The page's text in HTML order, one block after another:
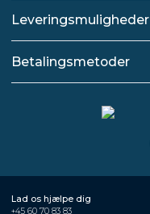
Leveringsmuligheder
Betalingsmetoder
Lad os hjælpe dig
+45 60 70 83 83